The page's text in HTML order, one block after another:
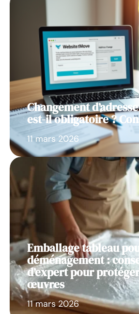
Changement
est-il obligatoire ?
11 mars 2026
Emballage tableau
déménagement :
d’expert pour
œuvres
11 mars 2026